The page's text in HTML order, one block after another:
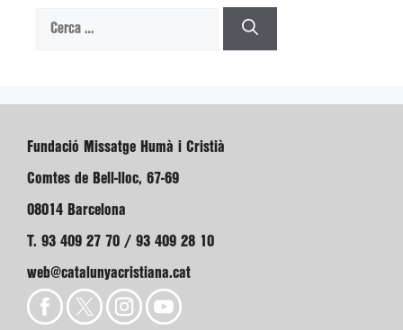
Cerca:
Fundació Missatge Humà i Cristià
Comtes de Bell-lloc, 67-69
08014 Barcelona
T. 93 409 27 70 / 93 409 28 10
web@catalunyacristiana.cat